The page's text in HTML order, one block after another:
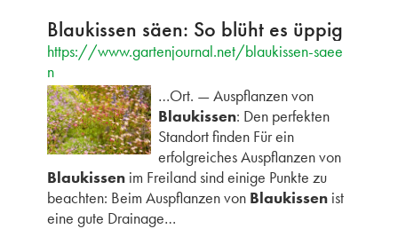
Blaukissen säen: So blüht es üppig
https://www.gartenjournal.net/blaukissen-saee
n
…Ort. — Auspflanzen von
Blaukissen: Den perfekten
Standort finden Für ein
erfolgreiches Auspflanzen von
Blaukissenim Freiland sind einige Punkte zu
beachten: Beim Auspflanzen von Blaukissenist
eine gute Drainage…